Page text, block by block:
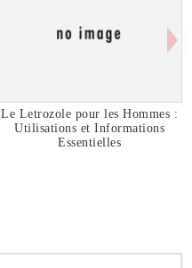
Le Letrozole pour les Hommes :
Utilisations et Informations
Essentielles